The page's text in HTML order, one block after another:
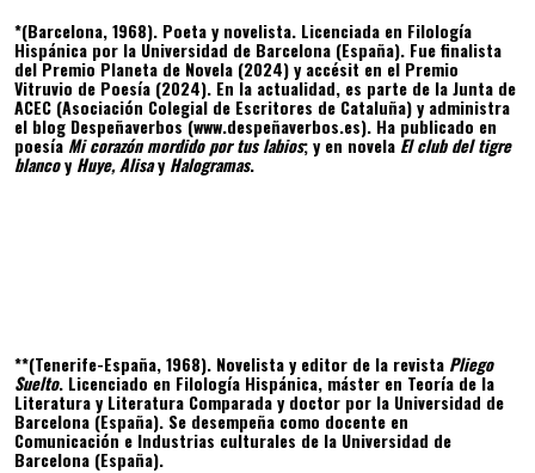
*(Barcelona, 1968). Poeta y novelista. Licenciada en Filología
Hispánica por la Universidad de Barcelona (España). Fue finalista
del Premio Planeta de Novela (2024) y accésit en el Premio
Vitruvio de Poesía (2024). En la actualidad, es parte de la Junta de
ACEC (Asociación Colegial de Escritores de Cataluña) y administra
el blog Despeñaverbos (www.despeñaverbos.es). Ha publicado en
poesíaMi corazón mordido por tus labios; y en novela El club del tigre
blancoy Huye, Alisay Halogramas.
**(Tenerife-España, 1968). Novelista y editor de la revista Pliego
Suelto. Licenciado en Filología Hispánica, máster en Teoría de la
Literatura y Literatura Comparada y doctor por la Universidad de
Barcelona (España). Se desempeña como docente en
Comunicación e Industrias culturales de la Universidad de
Barcelona (España).